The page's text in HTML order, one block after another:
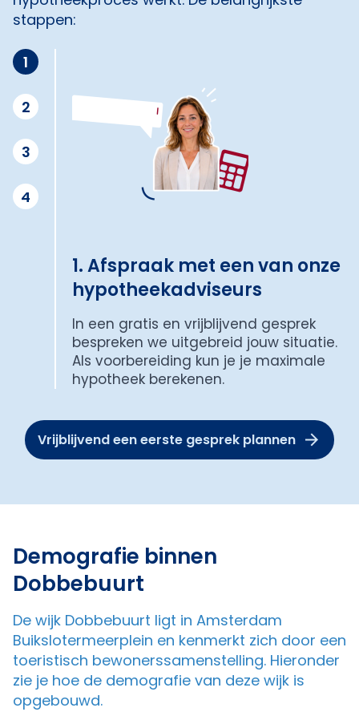
stappen:
1
2
3
4
1. Afspraak met een van onze
hypotheekadviseurs
In een gratis en vrijblijvend gesprek
bespreken we uitgebreid jouw situatie.
Als voorbereiding kun je je maximale
hypotheek berekenen.
Vrijblijvend een eerste gesprek plannen
Demografie binnen
Dobbebuurt
De wijk Dobbebuurt ligt in Amsterdam
Buikslotermeerplein en kenmerkt zich door een
toeristisch bewonerssamenstelling. Hieronder
zie je hoe de demografie van deze wijk is
opgebouwd.